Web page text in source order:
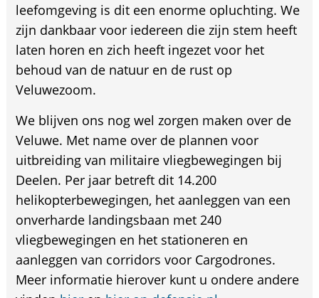
leefomgeving is dit een enorme opluchting. We
zijn dankbaar voor iedereen die zijn stem heeft
laten horen en zich heeft ingezet voor het
behoud van de natuur en de rust op
Veluwezoom.
We blijven ons nog wel zorgen maken over de
Veluwe. Met name over de plannen voor
uitbreiding van militaire vliegbewegingen bij
Deelen. Per jaar betreft dit 14.200
helikopterbewegingen, het aanleggen van een
onverharde landingsbaan met 240
vliegbewegingen en het stationeren en
aanleggen van corridors voor Cargodrones.
Meer informatie hierover kunt u ondere andere